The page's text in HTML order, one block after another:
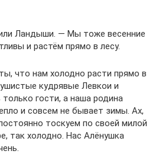
Ландыши. — Мы тоже весенние
и растём прямо в лесу.
что нам холодно расти прямо в
кудрявые Левкои и
гости, а наша родина
и совсем не бывает зимы. Ах,
тоскуем по своей милой
так холодно. Нас Алёнушка